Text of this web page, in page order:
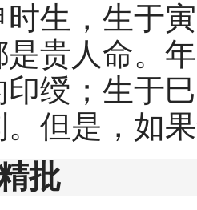
时生，生于
贵人命。
绶；生于
但是，如
批